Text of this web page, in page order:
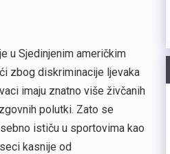
u Sjedinjenim američkim
zbog diskriminacije ljevaka
imaju znatno više živčanih
polutki. Zato se
ističu u sportovima kao
kasnije od